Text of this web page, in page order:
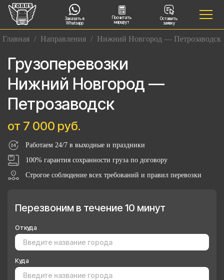
Заказать в
Whatsapp
Посчитать
маршрут
Оставить
заявку
Главная / Направления / Нижний Новгород — Петрозаводск
Грузоперевозки
Нижний Новгород —
Петрозаводск
от 7 000 руб.
Работаем 24/7 в выходные и праздники
100% гарантия сохранности груза по договору
Строгое соблюдение всех требований и правил перевозки
Перезвоним в течение 10 минут
Откуда
Куда